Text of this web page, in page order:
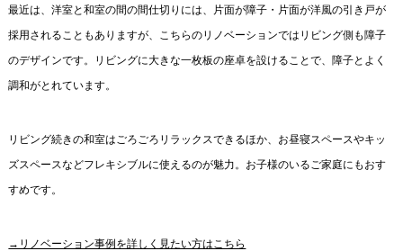
最近は、洋室と和室の間の間仕切りには、片面が障子・片面が洋風の引き戸が
採用されることもありますが、こちらのリノベーションではリビング側も障子
のデザインです。リビングに大きな一枚板の座卓を設けることで、障子とよく
調和がとれています。
リビング続きの和室はごろごろリラックスできるほか、お昼寝スペースやキッ
ズスペースなどフレキシブルに使えるのが魅力。お子様のいるご家庭にもおす
すめです。
→リノベーション事例を詳しく見たい方はこちら